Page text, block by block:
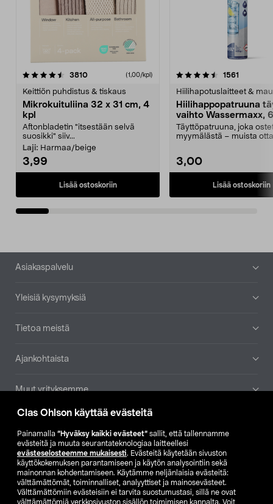
Clas Ohlson käyttää evästeitä
Painamalla ”Hyväksy kaikki evästeet” sallit, että tallennamme
evästeitä ja muuta seurantateknologiaa laitteellesi
evästeselosteemme mukaisesti. Evästeitä käytetään sivuston
käyttökokemuksen parantamiseen ja käytön analysointiin sekä
mainonnan kohdentamiseen. Käytämme neljänlaisia evästeitä:
välttämättömät, toiminnalliset, analyyttiset ja mainosevästeet.
Välttämättömiin evästeisiin ei tarvita suostumustasi, sillä ne ovat
välttämättömiä verkkosivuston sisällön toimimisen kannalta. Voit
3810arvostelut (1,00/kpl)
Keittiön puhdistus & tiskaus
Mikrokuituliina 32 x 31 cm, 4
kpl
Aftonbladetin "itsestään selvä
suosikki" siiv...
Laji: Harmaa/beige
3,99
Lisää ostoskoriin
4.5viidestä
1561
Hiilihapotuslaitteet &
Hiilihappopatruuna
vaihto Wassermaxx,
Täyttöpatruuna, joka
myymälästä – muista
3,00
Lisää ostoskoriin
4.5viidestä
Alatunniste
Asiakaspalvelu
Yleisiä kysymyksiä
Tietoa meistä
Ajankohtaista
Muut yrityksemme
Etsi myymälä
SE NO FI
FI SV